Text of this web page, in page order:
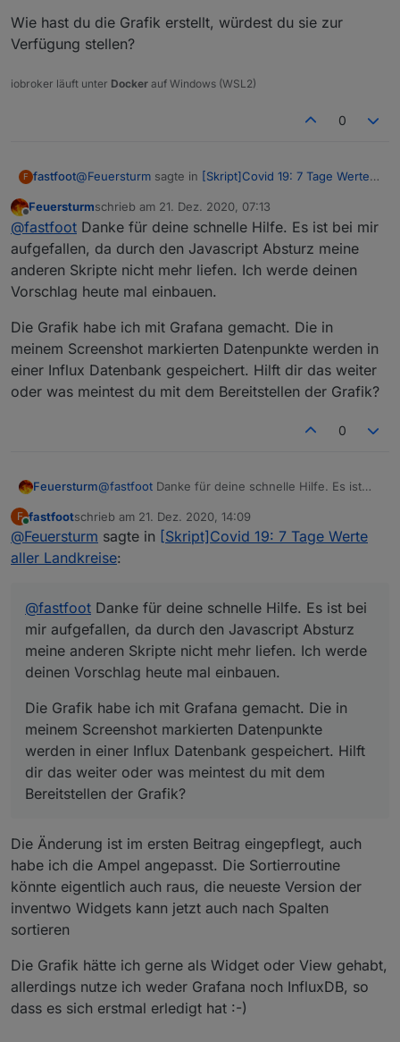
hierbei regelmäßig durch die Decke teilweise bis
zu 1 GByte für die Instanz.
Wie hast du die Grafik erstellt, würdest du sie zur
Verfügung stellen?
iobroker läuft unter Docker auf Windows (WSL2)
0
F fastfoot@Feuersturm sagte in [Skript]Covid 19: 7 Tage Werte
Der Speicherverbrauch geht hierbei regelmäßig
durch die Decke
Wie hast du die Grafik erstellt, würdest du sie zur
Verfügung stellen?
Offline
Feuersturmschrieb am 21. Dez. 2020, 07:13
zuletzt editiert von
@fastfoot Danke für deine schnelle Hilfe. Es ist bei mir
aufgefallen, da durch den Javascript Absturz meine
anderen Skripte nicht mehr liefen. Ich werde deinen
Vorschlag heute mal einbauen.
Die Grafik habe ich mit Grafana gemacht. Die in
meinem Screenshot markierten Datenpunkte werden in
einer Influx Datenbank gespeichert. Hilft dir das weiter
oder was meintest du mit dem Bereitstellen der Grafik?
0
Feuersturm@fastfoot Danke für deine schnelle Hilfe. Es ist
Absturz meine anderen Skripte nicht mehr liefen.
Ich werde deinen Vorschlag heute mal einbauen.
Die Grafik habe ich mit Grafana gemacht. Die in
meinem Screenshot markierten Datenpunkte
werden in einer Influx Datenbank gespeichert.
F
Online
fastfootschrieb am 21. Dez. 2020, 14:09
zuletzt editiert von
@Feuersturm sagte in [Skript]Covid 19: 7 Tage Werte
aller Landkreise:
@fastfoot Danke für deine schnelle Hilfe. Es ist bei
mir aufgefallen, da durch den Javascript Absturz
meine anderen Skripte nicht mehr liefen. Ich werde
deinen Vorschlag heute mal einbauen.
Die Grafik habe ich mit Grafana gemacht. Die in
meinem Screenshot markierten Datenpunkte
werden in einer Influx Datenbank gespeichert. Hilft
dir das weiter oder was meintest du mit dem
Bereitstellen der Grafik?
Die Änderung ist im ersten Beitrag eingepflegt, auch
habe ich die Ampel angepasst. Die Sortierroutine
könnte eigentlich auch raus, die neueste Version der
inventwo Widgets kann jetzt auch nach Spalten
sortieren
Die Grafik hätte ich gerne als Widget oder View gehabt,
allerdings nutze ich weder Grafana noch InfluxDB, so
dass es sich erstmal erledigt hat :-)